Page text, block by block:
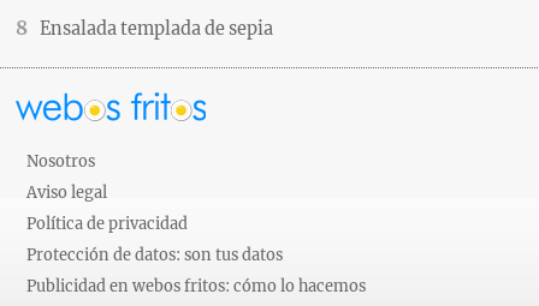
Ensalada templada de sepia
Nosotros
Aviso legal
Política de privacidad
Protección de datos: son tus datos
Publicidad en webos fritos: cómo lo hacemos